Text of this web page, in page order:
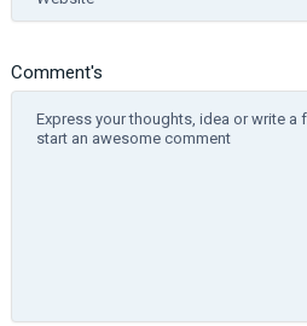
Comment's